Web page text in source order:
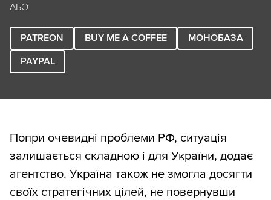
АБО
PATREON BUY ME A COFFEE
МОНОБАЗА
PAYPAL
Попри очевидні проблеми РФ, ситуація
залишається складною і для України, додає
агентство. Україна також не змогла досягти
своїх стратегічних цілей, не повернувши